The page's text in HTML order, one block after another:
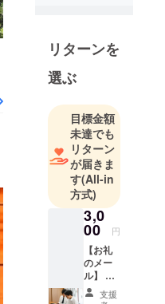
父方、母方
とも代々神
主の家系で
母方の実家
である徳島
県板野郡上
板町に鎮座
する瀧宮八
坂神社を
再興するべ
く、夜灯祭
りを開催準
備中です。
今回、上板
リターンを
選ぶ
目標金額
未達でも
リターン
が届きま
す(All-in
方式)
3,0
00 円
【お礼
のメー
ル】 夜
灯祭り
をただ
支援